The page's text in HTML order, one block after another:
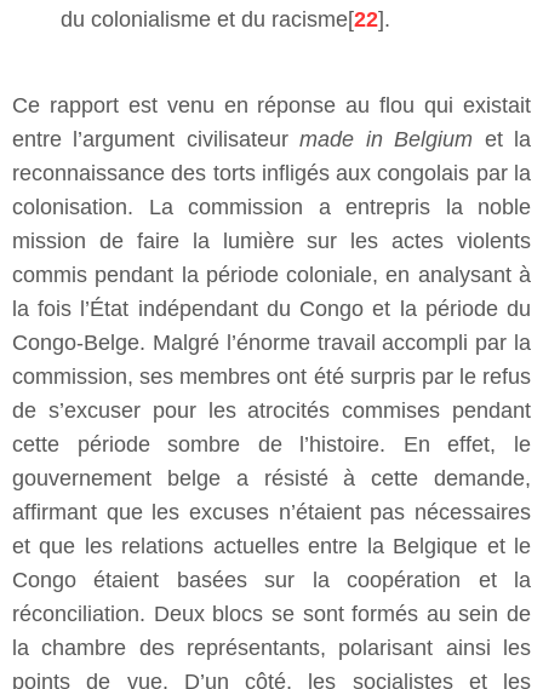
du colonialisme et du racisme[22].
Ce rapport est venu en réponse au flou qui existait
entre l’argument civilisateurmade in Belgium et la
reconnaissance des torts infligés aux congolais par la
colonisation. La commission a entrepris la noble
mission de faire la lumière sur les actes violents
commis pendant la période coloniale, en analysant à
la fois l’État indépendant du Congo et la période du
Congo-Belge. Malgré l’énorme travail accompli par la
commission, ses membres ont été surpris par le refus
de s’excuser pour les atrocités commises pendant
cette période sombre de l’histoire. En effet, le
gouvernement belge a résisté à cette demande,
affirmant que les excuses n’étaient pas nécessaires
et que les relations actuelles entre la Belgique et le
Congo étaient basées sur la coopération et la
réconciliation. Deux blocs se sont formés au sein de
la chambre des représentants, polarisant ainsi les
points de vue. D’un côté, les socialistes et les